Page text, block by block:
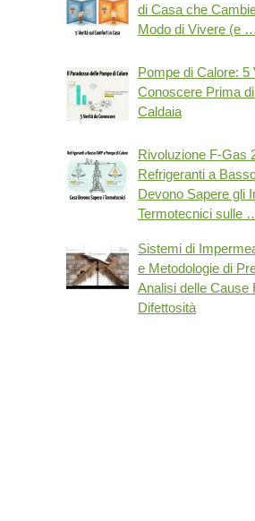
di Casa che
Modo di Vivere (e …
Pompe di Calore: 5
Conoscere Prima
Caldaia
Rivoluzione F-Gas
Refrigeranti a
Devono Sapere gli
Termotecnici sulle
Sistemi di
e Metodologie di
Analisi delle Cause
Difettosità